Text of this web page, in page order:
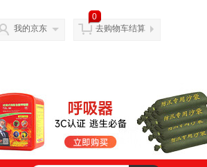
我的京东
0
去购物车结算